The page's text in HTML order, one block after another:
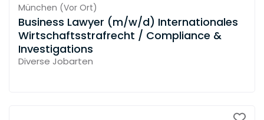
München (Vor Ort)
Business Lawyer (m/w/d) Internationales
Wirtschaftsstrafrecht / Compliance &
Investigations
Diverse Jobarten